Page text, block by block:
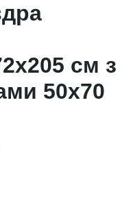
см з
50х70